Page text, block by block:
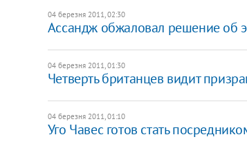
04 березня 2011, 02:30
Ассандж обжаловал решение об
04 березня 2011, 01:30
Четверть британцев видит
04 березня 2011, 01:10
Уго Чавес готов стать